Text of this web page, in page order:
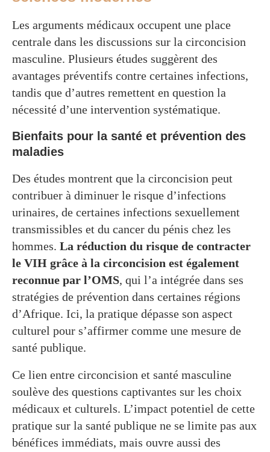
Les arguments médicaux occupent une place
centrale dans les discussions sur la circoncision
masculine. Plusieurs études suggèrent des
avantages préventifs contre certaines infections,
tandis que d’autres remettent en question la
nécessité d’une intervention systématique.
Bienfaits pour la santé et prévention des
maladies
Des études montrent que la circoncision peut
contribuer à diminuer le risque d’infections
urinaires, de certaines infections sexuellement
transmissibles et du cancer du pénis chez les
hommes. La réduction du risque de contracter
le VIH grâce à la circoncision est également
reconnue par l’OMS, qui l’a intégrée dans ses
stratégies de prévention dans certaines régions
d’Afrique. Ici, la pratique dépasse son aspect
culturel pour s’affirmer comme une mesure de
santé publique.
Ce lien entre circoncision et santé masculine
soulève des questions captivantes sur les choix
médicaux et culturels. L’impact potentiel de cette
pratique sur la santé publique ne se limite pas aux
bénéfices immédiats, mais ouvre aussi des